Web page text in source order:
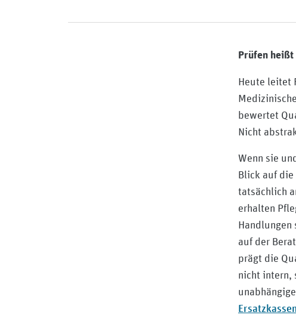
Prüfen heißt
Heute leitet
bewertet
Nicht
Wenn sie
Blick auf
tatsächlich
erhalten
Handlungen
auf der
prägt die
nicht intern,